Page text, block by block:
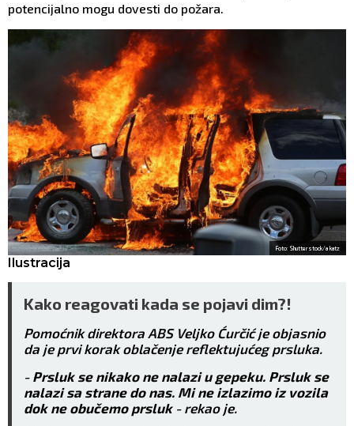
potencijalno mogu dovesti do požara.
Foto: Shutterstock/a katz
Ilustracija
Kako reagovati kada se pojavi dim?!
Pomoćnik direktora ABS Veljko Ćurčić je objasnio
da je prvi korak oblačenje reflektujućeg prsluka.
- Prsluk se nikako ne nalazi u gepeku. Prsluk se
nalazi sa strane do nas. Mi ne izlazimo iz vozila
dok ne obučemo prsluk- rekao je.